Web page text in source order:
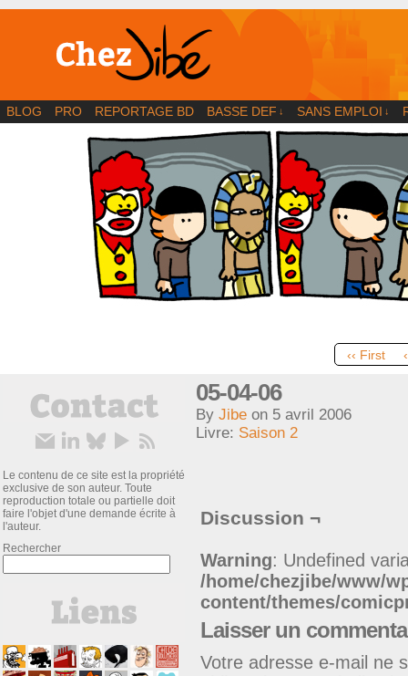
BD | Illustration | Blog
BLOG PRO REPORTAGE BD BASSE DEF ↓ SANS EMPLOI ↓
‹‹ First
Le contenu de ce site est la propriété
exclusive de son auteur. Toute
reproduction totale ou partielle doit
faire l'objet d'une demande écrite à
l'auteur.
Rechercher
05-04-06
By Jibe on 5 avril 2006
Livre: Saison 2
Discussion ¬
Warning: Undefined
/home/chezjibe/www/
content/themes/
Laisser un
Votre adresse e-mail ne